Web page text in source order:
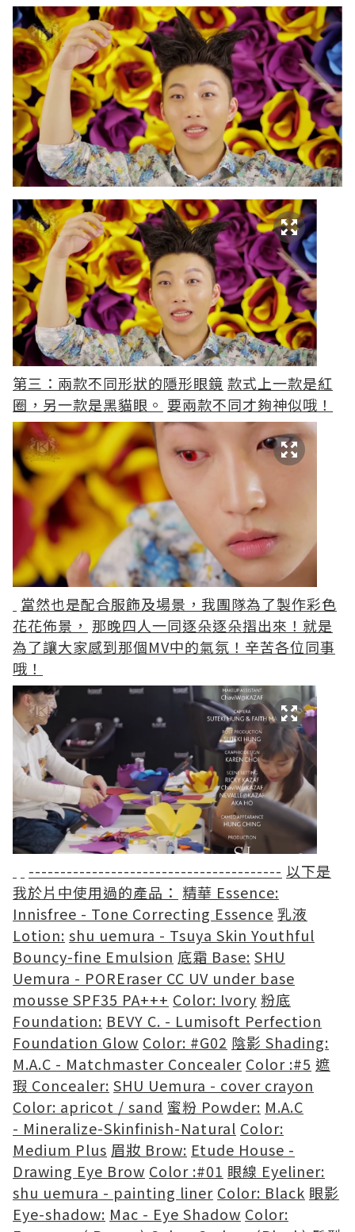
第三：兩款不同形狀的隱形眼鏡 款式上一款是紅
圈，另一款是黑貓眼。 要兩款不同才夠神似哦！
當然也是配合服飾及場景，我團隊為了製作彩色
花花佈景， 那晚四人一同逐朵逐朵摺出來！就是
為了讓大家感到那個MV中的氣氛！辛苦各位同事
哦！
---------------------------------------- 以下是
我於片中使用過的產品： 精華 Essence:
Innisfree - Tone Correcting Essence 乳液
Lotion: shu uemura - Tsuya Skin Youthful
Bouncy-fine Emulsion 底霜 Base: SHU
Uemura - POREraser CC UV under base
mousse SPF35 PA+++ Color: Ivory 粉底
Foundation: BEVY C. - Lumisoft Perfection
Foundation Glow Color: #G02 陰影 Shading:
M.A.C - Matchmaster Concealer Color :#5 遮
瑕 Concealer: SHU Uemura - cover crayon
Color: apricot / sand 蜜粉 Powder: M.A.C
- Mineralize-Skinfinish-Natural Color:
Medium Plus 眉妝 Brow: Etude House -
Drawing Eye Brow Color :#01 眼線 Eyeliner:
shu uemura - painting liner Color: Black 眼影
Eye-shadow: Mac - Eye Shadow Color: